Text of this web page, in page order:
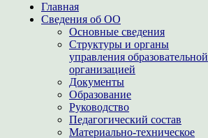
Главная
Сведения об ОО
Основные сведения
Структуры и органы
управления образовательной
организацией
Документы
Образование
Руководство
Педагогический состав
Материально-техническое